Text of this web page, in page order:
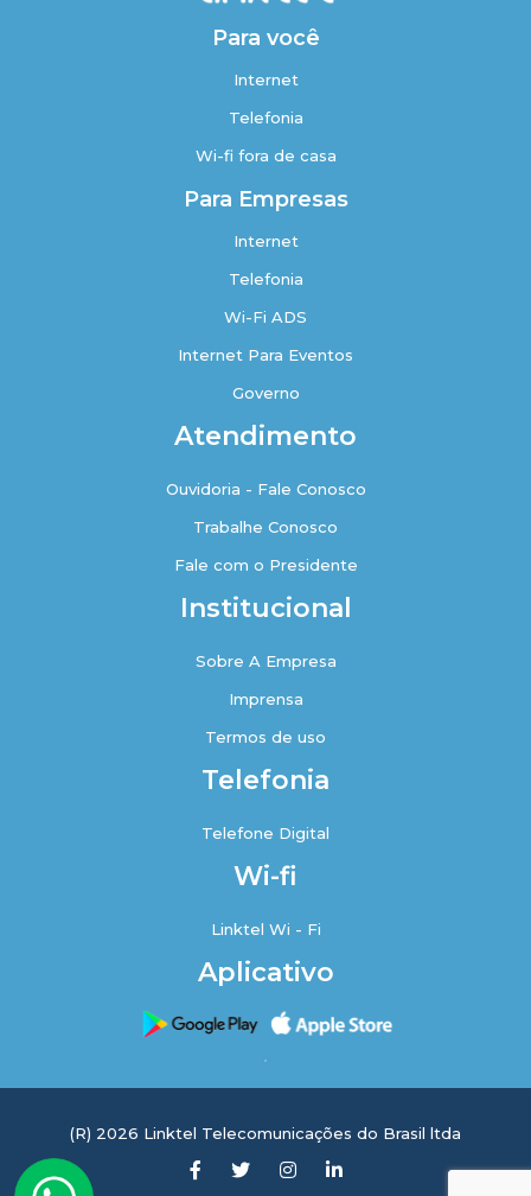
Para você
Internet
Telefonia
Wi-fi fora de casa
Para Empresas
Internet
Telefonia
Wi-Fi ADS
Internet Para Eventos
Governo
Atendimento
Ouvidoria - Fale Conosco
Trabalhe Conosco
Fale com o Presidente
Institucional
Sobre A Empresa
Imprensa
Termos de uso
Telefonia
Telefone Digital
Wi-fi
Linktel Wi - Fi
Aplicativo
(R) 2026 Linktel Telecomunicações do Brasil ltda